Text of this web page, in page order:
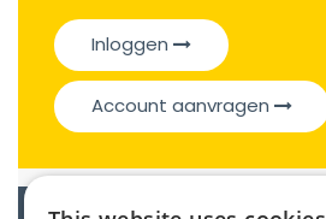
Inloggen
Account aanvragen